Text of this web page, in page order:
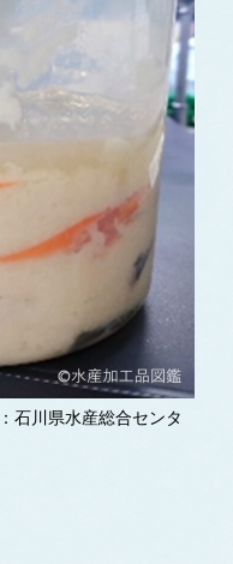
石川県水産総合センタ